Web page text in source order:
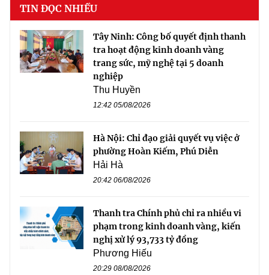
TIN ĐỌC NHIỀU
Tây Ninh: Công bố quyết định thanh
tra hoạt động kinh doanh vàng
trang sức, mỹ nghệ tại 5 doanh
nghiệp
Thu Huyền
12:42 05/08/2026
Hà Nội: Chỉ đạo giải quyết vụ việc ở
phường Hoàn Kiếm, Phú Diễn
Hải Hà
20:42 06/08/2026
Thanh tra Chính phủ chỉ ra nhiều vi
phạm trong kinh doanh vàng, kiến
nghị xử lý 93,733 tỷ đồng
Phương Hiếu
20:29 08/08/2026